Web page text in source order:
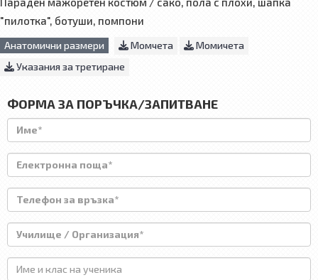
"пилотка", ботуши, помпони
Анатомични размери Момчета
Момичета
Указания за третиране
ФОРМА ЗА ПОРЪЧКА/ЗАПИТВАНЕ